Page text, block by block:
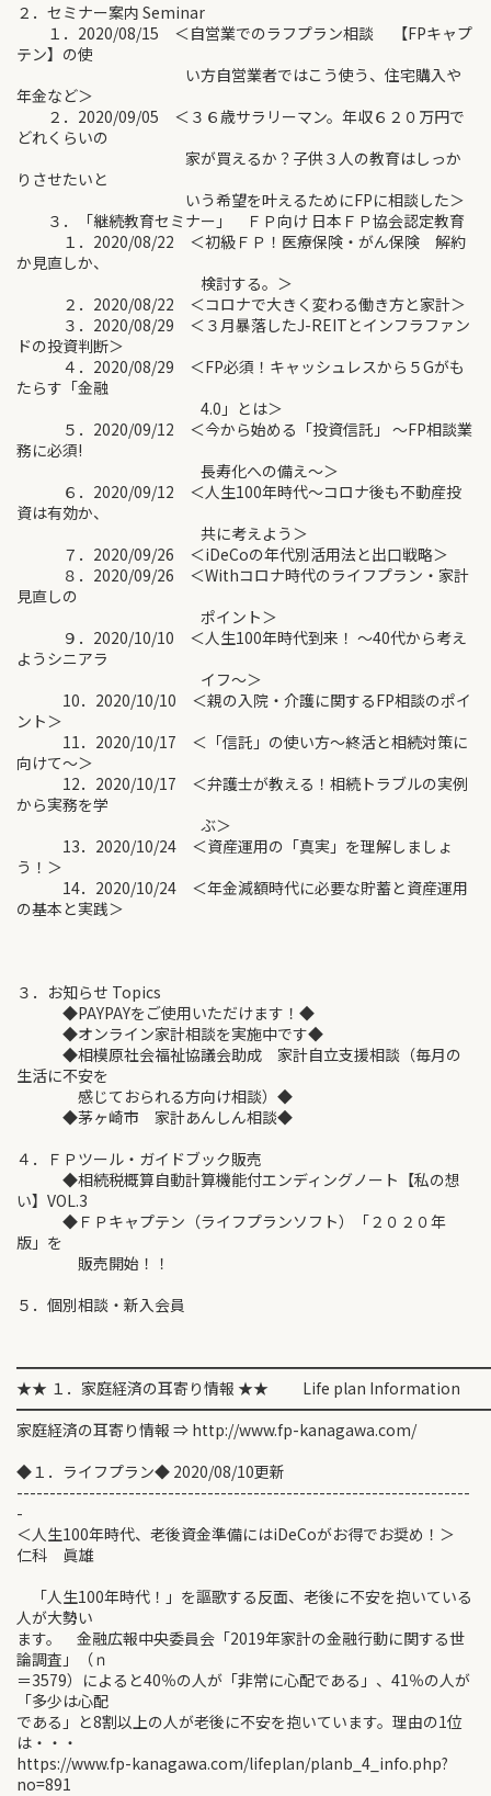
２．セミナー案内 Seminar
１．2020/08/15 ＜自営業でのラフプラン相談 【FPキャプ
テン】の使
い方自営業者ではこう使う、住宅購入や
年金など＞
２．2020/09/05 ＜３６歳サラリーマン。年収６２０万円で
どれくらいの
家が買えるか？子供３人の教育はしっか
りさせたいと
いう希望を叶えるためにFPに相談した＞
３．「継続教育セミナー」 ＦＰ向け 日本ＦＰ協会認定教育
１．2020/08/22 ＜初級ＦＰ！医療保険・がん保険 解約
か見直しか、
検討する。＞
２．2020/08/22 ＜コロナで大きく変わる働き方と家計＞
３．2020/08/29 ＜３月暴落したJ-REITとインフラファン
ドの投資判断＞
４．2020/08/29 ＜FP必須！キャッシュレスから５Gがも
たらす「金融
4.0」とは＞
５．2020/09/12 ＜今から始める「投資信託」 ～FP相談業
務に必須!
長寿化への備え～＞
６．2020/09/12 ＜人生100年時代～コロナ後も不動産投
資は有効か、
共に考えよう＞
７．2020/09/26 ＜iDeCoの年代別活用法と出口戦略＞
８．2020/09/26 ＜Withコロナ時代のライフプラン・家計
見直しの
ポイント＞
９．2020/10/10 ＜人生100年時代到来！ ～40代から考え
ようシニアラ
イフ～＞
10．2020/10/10 ＜親の入院・介護に関するFP相談のポイ
ント＞
11．2020/10/17 ＜「信託」の使い方～終活と相続対策に
向けて～＞
12．2020/10/17 ＜弁護士が教える！相続トラブルの実例
から実務を学
ぶ＞
13．2020/10/24 ＜資産運用の「真実」を理解しましょ
う！＞
14．2020/10/24 ＜年金減額時代に必要な貯蓄と資産運用
の基本と実践＞
３．お知らせ Topics
◆PAYPAYをご使用いただけます！◆
◆オンライン家計相談を実施中です◆
◆相模原社会福祉協議会助成 家計自立支援相談（毎月の
生活に不安を
感じておられる方向け相談）◆
◆茅ヶ崎市 家計あんしん相談◆
４．ＦＰツール・ガイドブック販売
◆相続税概算自動計算機能付エンディングノート【私の想
い】VOL.3
◆ＦＰキャプテン（ライフプランソフト）「２０２０年
版」を
販売開始！！
５．個別相談・新入会員
★★ １．家庭経済の耳寄り情報 ★★ Life plan Information
家庭経済の耳寄り情報 ⇒ http://www.fp-kanagawa.com/
◆１．ライフプラン◆ 2020/08/10更新
---------------------------------------------------------------------
-
＜人生100年時代、老後資金準備にはiDeCoがお得でお奨め！＞
仁科 眞雄
「人生100年時代！」を謳歌する反面、老後に不安を抱いている
人が大勢い
ます。 金融広報中央委員会「2019年家計の金融行動に関する世
論調査」（ｎ
＝3579）によると40％の人が「非常に心配である」、41％の人が
「多少は心配
である」と8割以上の人が老後に不安を抱いています。理由の1位
は・・・
https://www.fp-kanagawa.com/lifeplan/planb_4_info.php?
no=891